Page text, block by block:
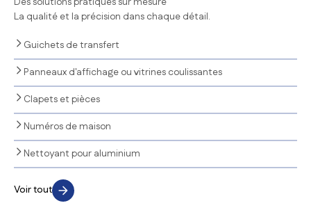
La qualité et la précision dans chaque détail.
Guichets de transfert
Panneaux d'affichage ou vitrines coulissantes
Clapets et pièces
Numéros de maison
Nettoyant pour aluminium
Voir tout